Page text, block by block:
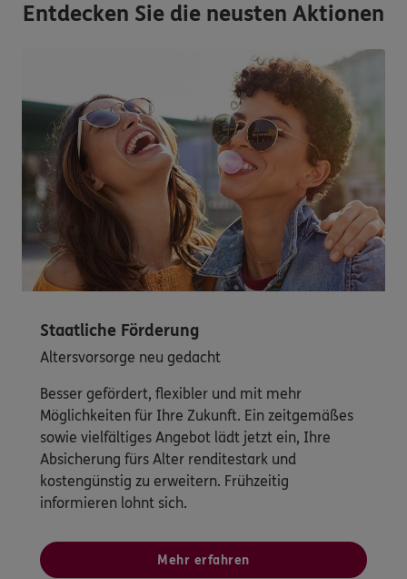
Entdecken Sie die neusten Aktionen
Staatliche Förderung
Altersvorsorge neu gedacht
Besser gefördert, flexibler und mit mehr
Möglichkeiten für Ihre Zukunft. Ein zeitgemäßes
sowie vielfältiges Angebot lädt jetzt ein, Ihre
Absicherung fürs Alter renditestark und
kostengünstig zu erweitern. Frühzeitig
informieren lohnt sich.
Mehr erfahren